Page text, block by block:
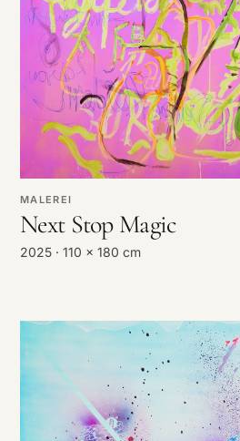
MALEREI
Next Stop Magic
2025 · 110 x 180 cm